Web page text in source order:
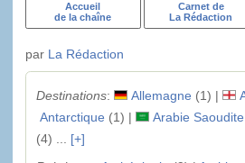
Accueil
de la chaîne
Carnet de
La Rédaction
par La Rédaction
Destinations: Allemagne (1) |
Antarctique (1) | Arabie Saoudite
(4) ... [+]